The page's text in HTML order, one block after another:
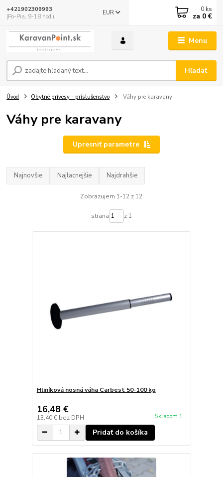
Menu
EUR
Hľadať
+421902309993
(Po-Pia, 9-18 hod.)
0 ks
za 0 €
Úvod Obytné prívesy - príslušenstvo Váhy pre karavany
Váhy pre karavany
Upresniť parametre
Najnovšie Najlacnejšie Najdrahšie
Zobrazujem 1-12 z 12
strana z 1
Hliníková nosná váha Carbest 50-100 kg
16,48 €
13,40 € bez DPH Skladom 1
Pridať do košíka